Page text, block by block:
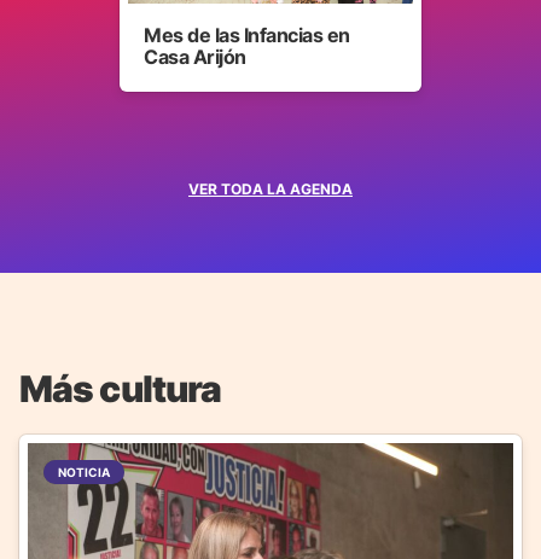
VER TODA LA AGENDA
Mes de las Infancias en
Casa Arijón
Más cultura
NOTICIA